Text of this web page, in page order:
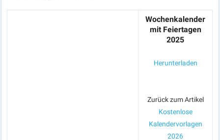
Wochenkalender
mit Feiertagen
2025
Herunterladen
Zurück zum Artikel
Kostenlose
Kalendervorlagen
2026